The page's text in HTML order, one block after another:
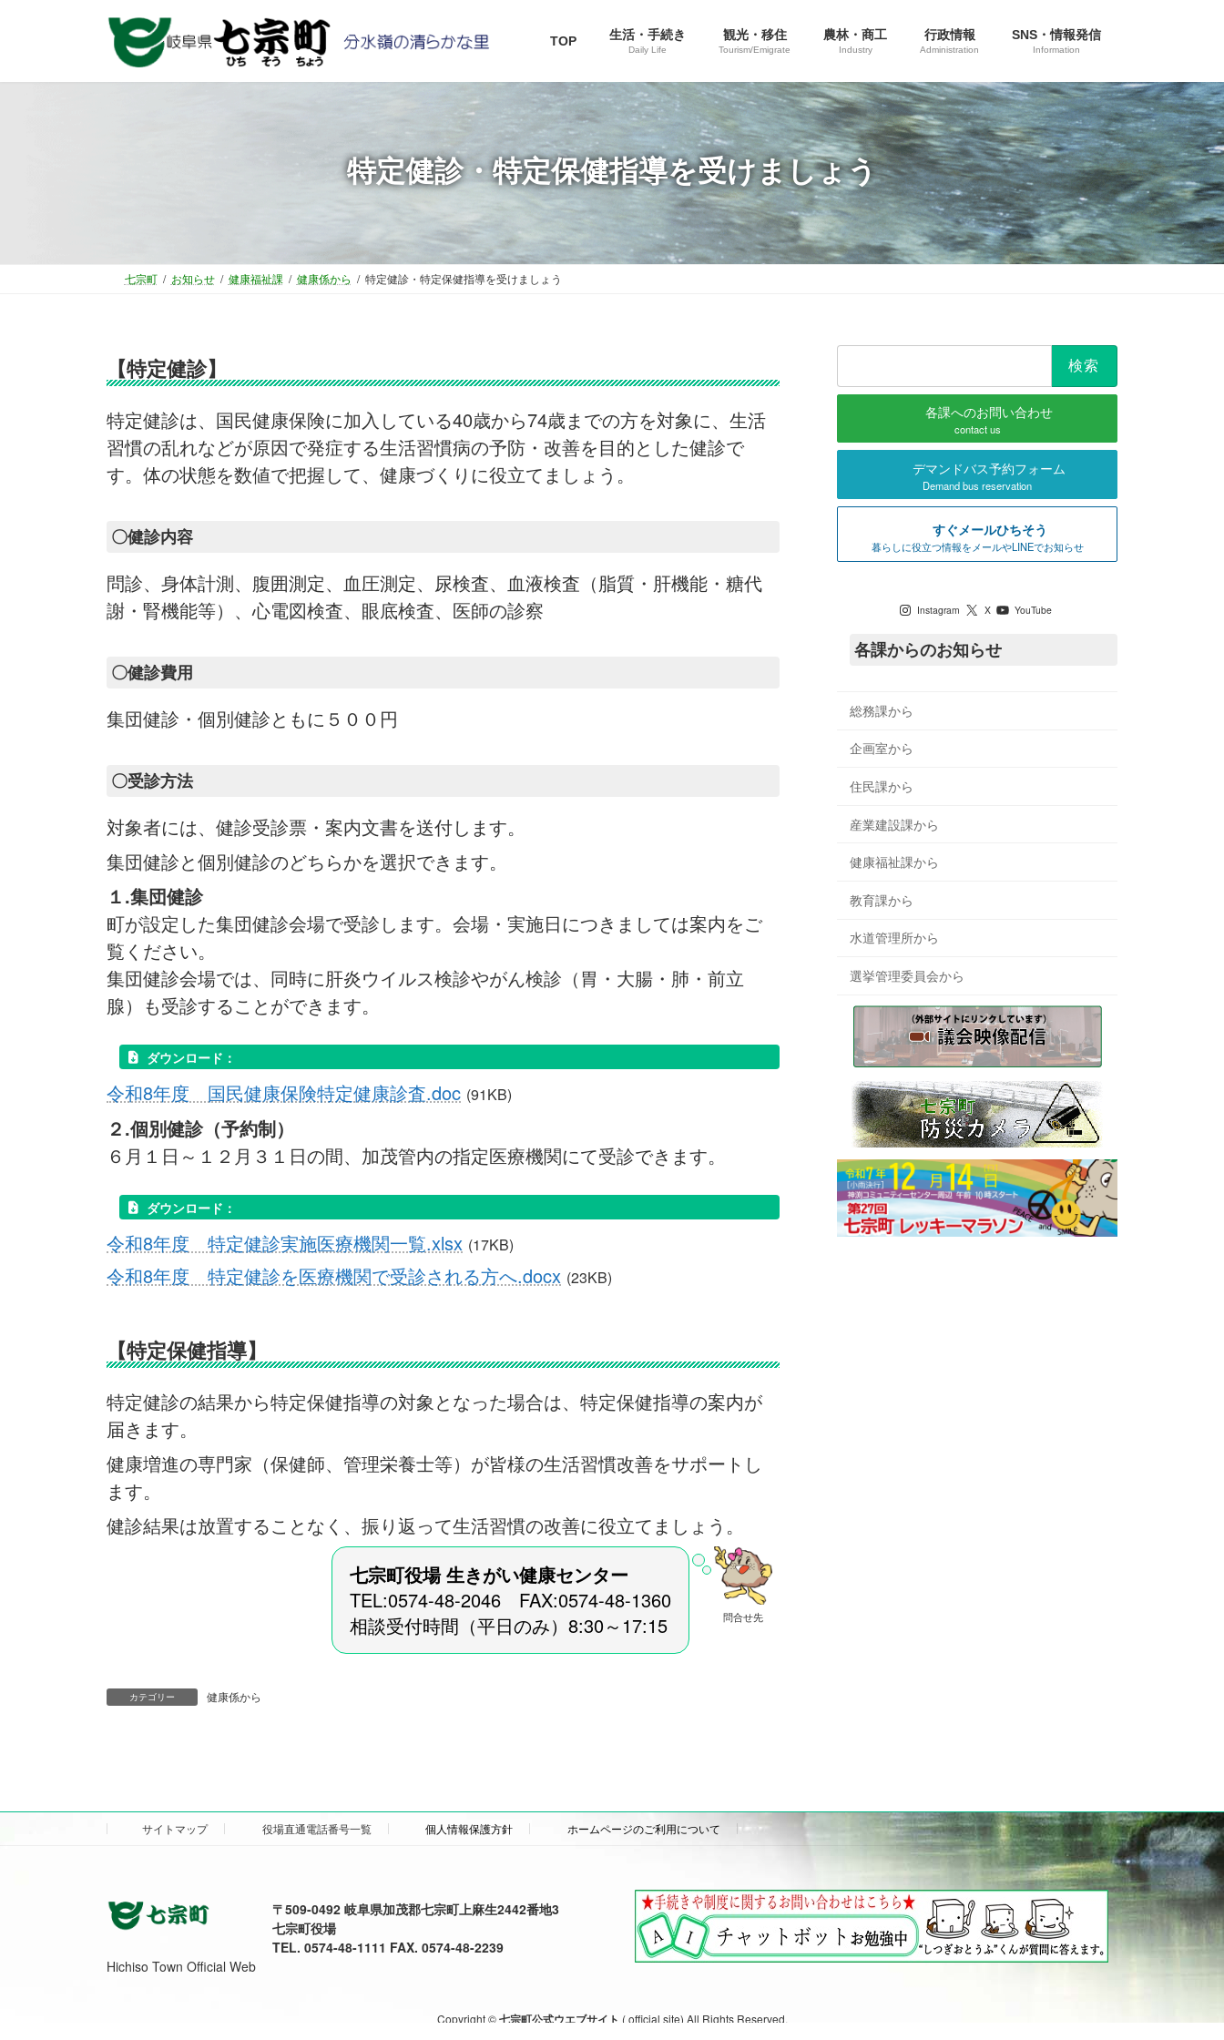
TOP 生活・手続き
Daily Life
観光・移住
Tourism/Emigrate
農林・商工
Industry
行政情報
Administration
SNS・情報発信
Information
特定健診・特定保健指導を受けましょう
七宗町 お知らせ 健康福祉課 健康係から 特定健診・特定保健指導を受けましょう
【特定健診】
特定健診は、国民健康保険に加入している40歳から74歳までの方を対象に、生活
習慣の乱れなどが原因で発症する生活習慣病の予防・改善を目的とした健診で
す。体の状態を数値で把握して、健康づくりに役立てましょう。
〇健診内容
問診、身体計測、腹囲測定、血圧測定、尿検査、血液検査（脂質・肝機能・糖代
謝・腎機能等）、心電図検査、眼底検査、医師の診察
〇健診費用
集団健診・個別健診ともに５００円
〇受診方法
対象者には、健診受診票・案内文書を送付します。
集団健診と個別健診のどちらかを選択できます。
１.集団健診
町が設定した集団健診会場で受診します。会場・実施日につきましては案内をご
覧ください。
集団健診会場では、同時に肝炎ウイルス検診やがん検診（胃・大腸・肺・前立
腺）も受診することができます。
ダウンロード：
令和8年度 国民健康保険特定健康診査.doc (91KB)
２.個別健診（予約制）
６月１日～１２月３１日の間、加茂管内の指定医療機関にて受診できます。
ダウンロード：
令和8年度 特定健診実施医療機関一覧.xlsx (17KB)
令和8年度 特定健診を医療機関で受診される方へ.docx (23KB)
【特定保健指導】
特定健診の結果から特定保健指導の対象となった場合は、特定保健指導の案内が
届きます。
健康増進の専門家（保健師、管理栄養士等）が皆様の生活習慣改善をサポートし
ます。
健診結果は放置することなく、振り返って生活習慣の改善に役立てましょう。
問合せ先
七宗町役場生きがい健康センター
TEL:0574-48-2046 FAX:0574-48-1360
相談受付時間（平日のみ）8:30～17:15
カテゴリー 健康係から
各課へのお問い合わせ
contact us
デマンドバス予約フォーム
Demand bus reservation
すぐメールひちそう
暮らしに役立つ情報をメールやLINEでお知らせ
Instagram X YouTube
各課からのお知らせ
総務課から
企画室から
住民課から
産業建設課から
健康福祉課から
教育課から
水道管理所から
選挙管理委員会から
サイトマップ 役場直通電話番号一覧 個人情報保護方針 ホームページのご利用について
〒509-0492 岐阜県加茂郡七宗町上麻生2442番地3
七宗町役場
TEL. 0574-48-1111 FAX. 0574-48-2239
Hichiso Town Official Web
Copyright ©七宗町公式ウエブサイト ( official site) All Rights Reserved.